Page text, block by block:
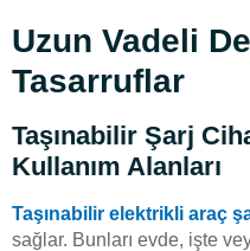
Uzun Vadeli
Tasarruflar
Taşınabilir Şarj
Kullanım Alanları
Taşınabilir elektrikli araç
sağlar. Bunları evde, işte